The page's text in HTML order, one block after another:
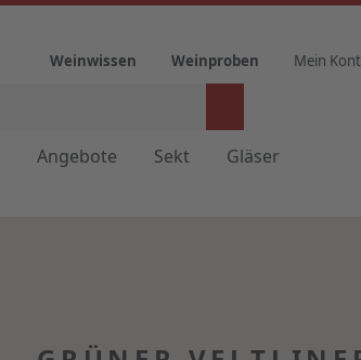
Weinwissen Weinproben Mein
Angebote Sekt Gläser